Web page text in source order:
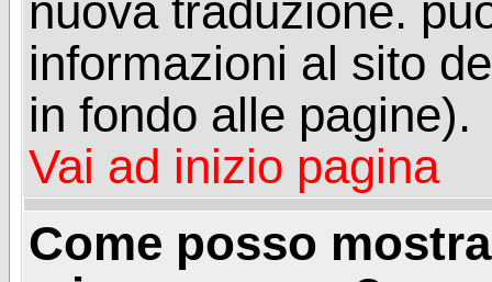
nuova traduzione.
informazioni al sito
in fondo alle pagine).
Vai ad inizio pagina
Come posso